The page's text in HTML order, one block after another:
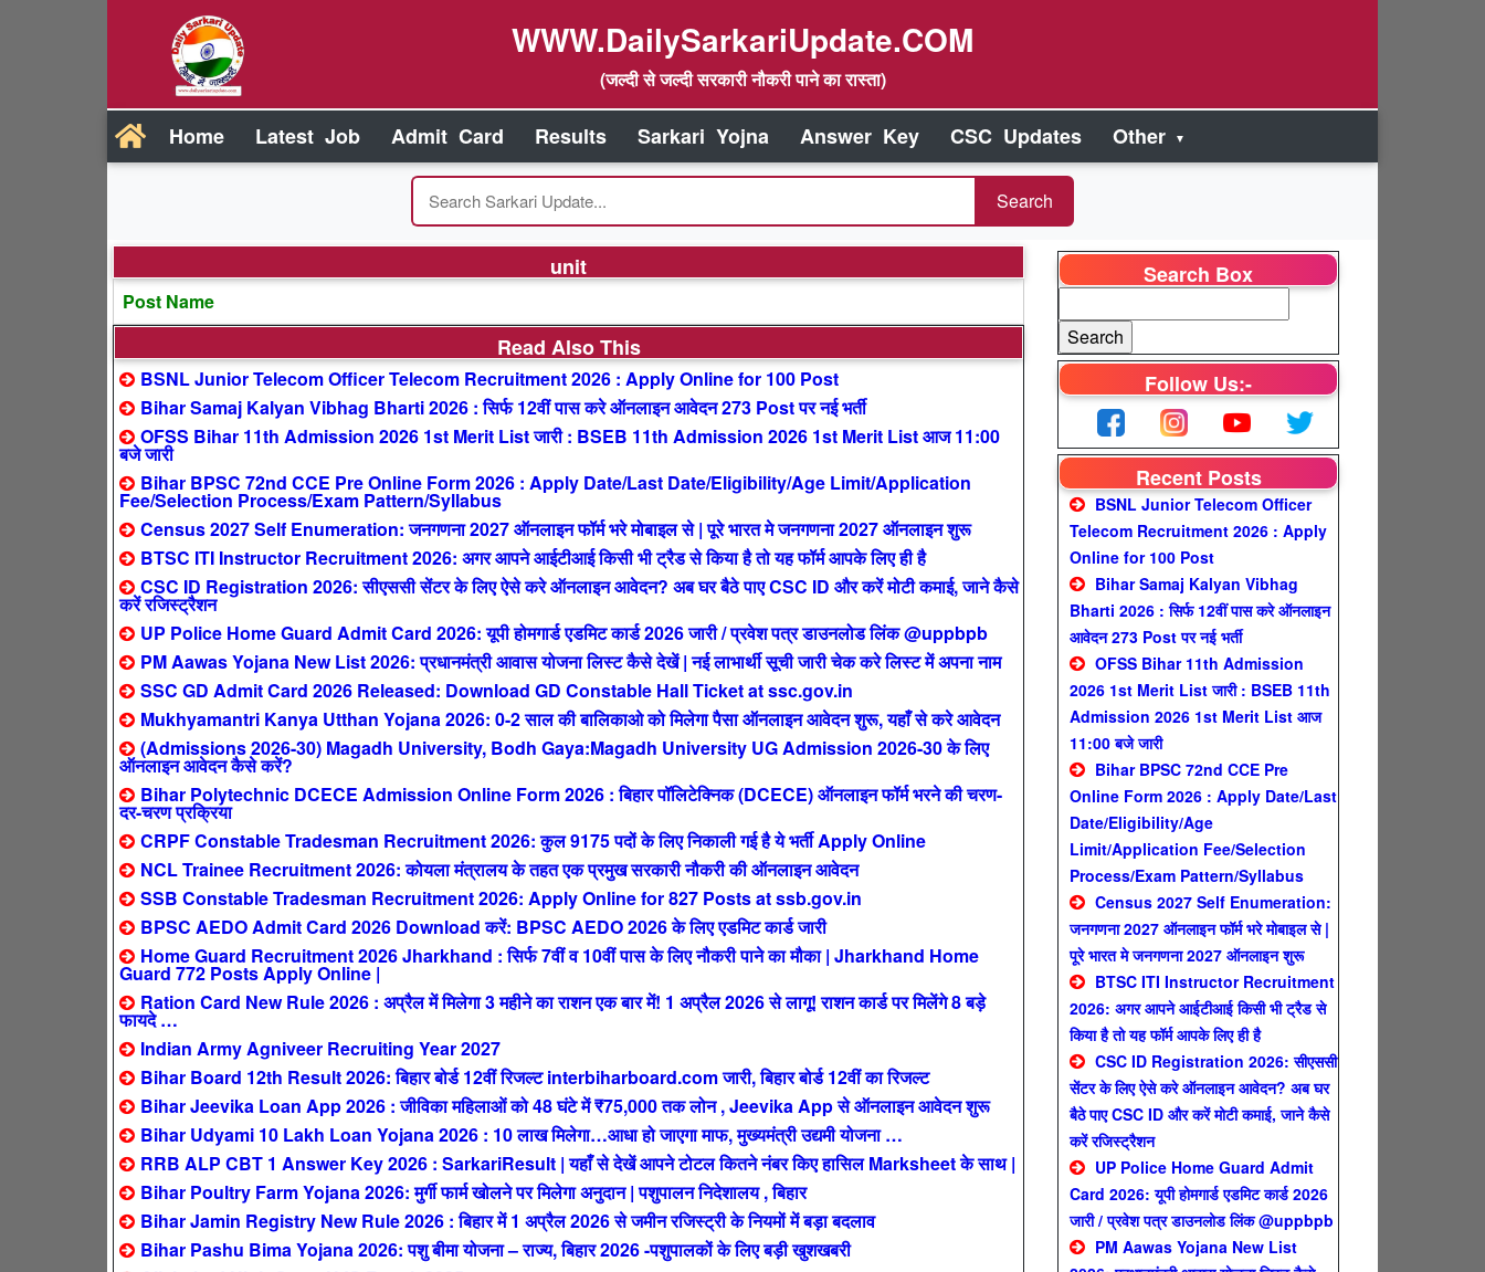
WWW.DailySarkariUpdate.COM
(जल्दी से जल्दी सरकारी नौकरी पाने का रास्ता)
Home Latest Job Admit Card Results Sarkari Yojna Answer Key CSC Updates Other
unit
Post Name
Read Also This
BSNL Junior Telecom Officer Telecom Recruitment 2026 : Apply Online for 100 Post
Bihar Samaj Kalyan Vibhag Bharti 2026 : सिर्फ 12वीं पास करे ऑनलाइन आवेदन 273 Post पर नई भर्ती
OFSS Bihar 11th Admission 2026 1st Merit List जारी : BSEB 11th Admission 2026 1st Merit List आज 11:00
बजे जारी
Bihar BPSC 72nd CCE Pre Online Form 2026 : Apply Date/Last Date/Eligibility/Age Limit/Application
Fee/Selection Process/Exam Pattern/Syllabus
Census 2027 Self Enumeration: जनगणना 2027 ऑनलाइन फॉर्म भरे मोबाइल से | पूरे भारत मे जनगणना 2027 ऑनलाइन शुरू
BTSC ITI Instructor Recruitment 2026: अगर आपने आईटीआई किसी भी ट्रैड से किया है तो यह फॉर्म आपके लिए ही है
CSC ID Registration 2026: सीएससी सेंटर के लिए ऐसे करे ऑनलाइन आवेदन? अब घर बैठे पाए CSC ID और करें मोटी कमाई, जाने कैसे
करें रजिस्ट्रैशन
UP Police Home Guard Admit Card 2026: यूपी होमगार्ड एडमिट कार्ड 2026 जारी / प्रवेश पत्र डाउनलोड लिंक @uppbpb
PM Aawas Yojana New List 2026: प्रधानमंत्री आवास योजना लिस्ट कैसे देखें | नई लाभार्थी सूची जारी चेक करे लिस्ट में अपना नाम
SSC GD Admit Card 2026 Released: Download GD Constable Hall Ticket at ssc.gov.in
Mukhyamantri Kanya Utthan Yojana 2026: 0-2 साल की बालिकाओ को मिलेगा पैसा ऑनलाइन आवेदन शुरू, यहाँ से करे आवेदन
(Admissions 2026-30) Magadh University, Bodh Gaya:Magadh University UG Admission 2026-30 के लिए
ऑनलाइन आवेदन कैसे करें?
Bihar Polytechnic DCECE Admission Online Form 2026 : बिहार पॉलिटेक्निक (DCECE) ऑनलाइन फॉर्म भरने की चरण-
दर-चरण प्रक्रिया
CRPF Constable Tradesman Recruitment 2026: कुल 9175 पदों के लिए निकाली गई है ये भर्ती Apply Online
NCL Trainee Recruitment 2026: कोयला मंत्रालय के तहत एक प्रमुख सरकारी नौकरी की ऑनलाइन आवेदन
SSB Constable Tradesman Recruitment 2026: Apply Online for 827 Posts at ssb.gov.in
BPSC AEDO Admit Card 2026 Download करें: BPSC AEDO 2026 के लिए एडमिट कार्ड जारी
Home Guard Recruitment 2026 Jharkhand : सिर्फ 7वीं व 10वीं पास के लिए नौकरी पाने का मौका | Jharkhand Home
Guard 772 Posts Apply Online |
Ration Card New Rule 2026 : अप्रैल में मिलेगा 3 महीने का राशन एक बार में! 1 अप्रैल 2026 से लागू! राशन कार्ड पर मिलेंगे 8 बड़े
फायदे …
Indian Army Agniveer Recruiting Year 2027
Bihar Board 12th Result 2026: बिहार बोर्ड 12वीं रिजल्ट interbiharboard.com जारी, बिहार बोर्ड 12वीं का रिजल्ट
Bihar Jeevika Loan App 2026 : जीविका महिलाओं को 48 घंटे में ₹75,000 तक लोन , Jeevika App से ऑनलाइन आवेदन शुरू
Bihar Udyami 10 Lakh Loan Yojana 2026 : 10 लाख मिलेगा…आधा हो जाएगा माफ, मुख्यमंत्री उद्यमी योजना …
RRB ALP CBT 1 Answer Key 2026 : SarkariResult | यहाँ से देखें आपने टोटल कितने नंबर किए हासिल Marksheet के साथ |
Bihar Poultry Farm Yojana 2026: मुर्गी फार्म खोलने पर मिलेगा अनुदान | पशुपालन निदेशालय , बिहार
Bihar Jamin Registry New Rule 2026 : बिहार में 1 अप्रैल 2026 से जमीन रजिस्ट्री के नियमों में बड़ा बदलाव
Bihar Pashu Bima Yojana 2026: पशु बीमा योजना – राज्य, बिहार 2026 -पशुपालकों के लिए बड़ी खुशखबरी
Search Box
Follow Us:-
Recent Posts
BSNL Junior Telecom Officer
Telecom Recruitment 2026 : Apply
Online for 100 Post
Bihar Samaj Kalyan Vibhag
Bharti 2026 : सिर्फ 12वीं पास करे ऑनलाइन
आवेदन 273 Post पर नई भर्ती
OFSS Bihar 11th Admission
2026 1st Merit List जारी : BSEB 11th
Admission 2026 1st Merit List आज
11:00 बजे जारी
Bihar BPSC 72nd CCE Pre
Online Form 2026 : Apply Date/Last
Date/Eligibility/Age
Limit/Application Fee/Selection
Process/Exam Pattern/Syllabus
Census 2027 Self Enumeration:
जनगणना 2027 ऑनलाइन फॉर्म भरे मोबाइल से |
पूरे भारत मे जनगणना 2027 ऑनलाइन शुरू
BTSC ITI Instructor Recruitment
2026: अगर आपने आईटीआई किसी भी ट्रैड से
किया है तो यह फॉर्म आपके लिए ही है
CSC ID Registration 2026: सीएससी
सेंटर के लिए ऐसे करे ऑनलाइन आवेदन? अब घर
बैठे पाए CSC ID और करें मोटी कमाई, जाने कैसे
करें रजिस्ट्रैशन
UP Police Home Guard Admit
Card 2026: यूपी होमगार्ड एडमिट कार्ड 2026
जारी / प्रवेश पत्र डाउनलोड लिंक @uppbpb
PM Aawas Yojana New List